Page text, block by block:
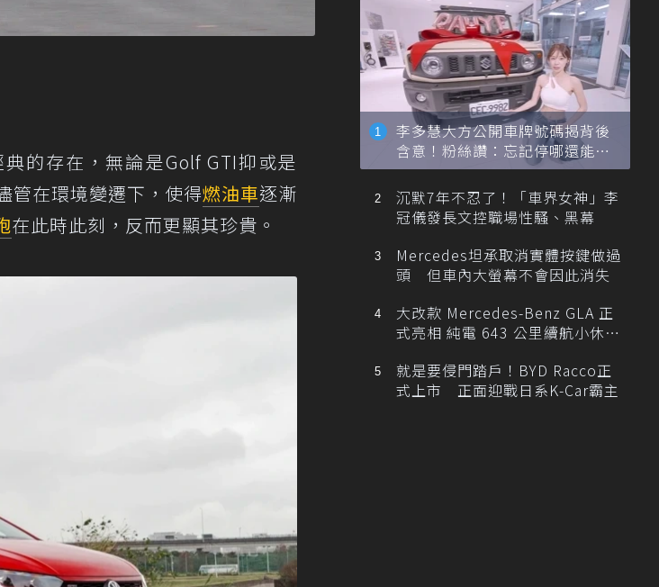
的存在，無論是Golf GTI抑或是
管在環境變遷下，使得燃油車逐漸
在此時此刻，反而更顯其珍貴。
李多慧大方公開車牌號碼揭背後
含意！粉絲讚：忘記停哪還能幫
忙找車
沉默7年不忍了！「車界女神」李
冠儀發長文控職場性騷、黑幕
Mercedes坦承取消實體按鍵做過
頭 但車內大螢幕不會因此消失
大改款 Mercedes-Benz GLA 正
式亮相 純電 643 公里續航小休
就是要侵門踏戶！BYD Racco正
式上市 正面迎戰日系K-Car霸主